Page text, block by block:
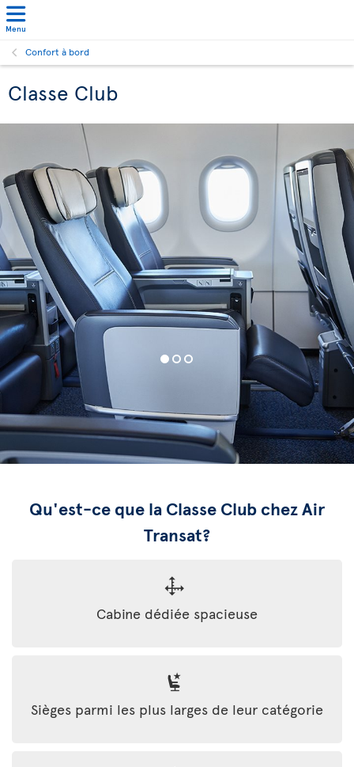
Menu
Confort à bord
Classe Club
Qu'est-ce que la Classe Club chez Air
Transat?
Cabine dédiée spacieuse
Sièges parmi les plus larges de leur catégorie